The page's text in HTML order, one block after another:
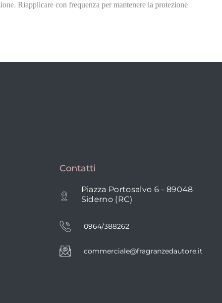
Riapplicare con frequenza per mantenere la protezione
Contatti
Piazza Portosalvo 6 - 89048
Siderno (RC)
0964/388262
commerciale@fragranzedautore.it